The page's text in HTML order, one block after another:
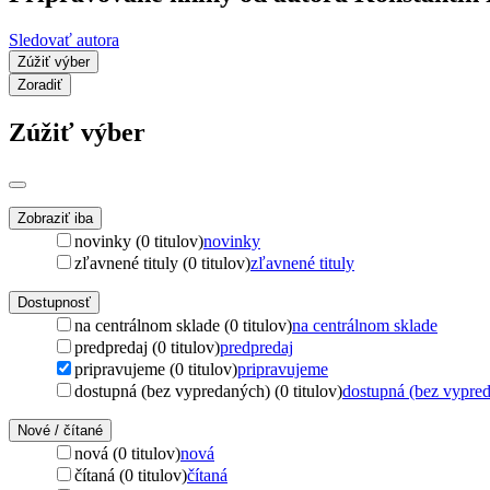
Sledovať autora
Zúžiť výber
Zoradiť
Zúžiť výber
Zobraziť iba
novinky (0 titulov)novinky
zľavnené tituly (0 titulov)zľavnené tituly
Dostupnosť
na centrálnom sklade (0 titulov)na centrálnom sklade
predpredaj (0 titulov)predpredaj
pripravujeme (0 titulov)pripravujeme
dostupná (bez vypredaných) (0 titulov)dostupná (bez
Nové / čítané
nová (0 titulov)nová
čítaná (0 titulov)čítaná